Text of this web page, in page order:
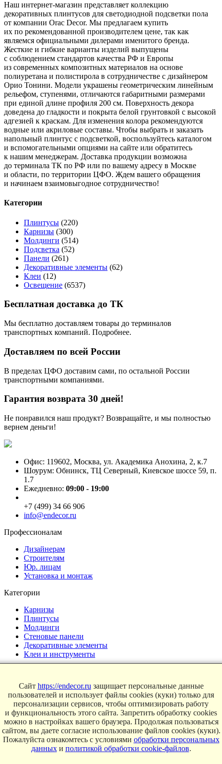
Наш интернет-магазин представляет коллекцию
декоративных плинтусов для светодиодной подсветки пола
от компании Orac Decor. Мы предлагаем купить
их по рекомендованной производителем цене, так как
являемся официальными дилерами именитого бренда.
Жесткие и гибкие варианты изделий выпущены
с соблюдением стандартов качества РФ и Европы
из современных композитных материалов на основе
полиуретана и полистирола в сотрудничестве с дизайнером
Орио Тонини. Модели украшены геометрическим линейным
рельефом, ступенями, отличаются габаритными размерами
при единой длине профиля 200 см. Поверхность декора
доведена до гладкости и покрыта белой грунтовкой с высокой
адгезией к краскам. Для изменения колора рекомендуются
водные или акриловые составы. Чтобы выбрать и заказать
напольный плинтус с подсветкой, воспользуйтесь каталогом
и вспомогательными опциями на сайте или обратитесь
к нашим менеджерам. Доставка продукции возможна
до терминала ТК по РФ или по вашему адресу в Москве
и области, по территории ЦФО. Ждем вашего обращения
и начинаем взаимовыгодное сотрудничество!
Категории
Плинтусы (220)
Карнизы (300)
Молдинги (514)
Подсветка (52)
Панели (261)
Декоративные элементы (62)
Клеи (12)
Освещение (6537)
Бесплатная доставка до ТК
Мы бесплатно доставляем товары до терминалов
транспортных компаний. Подробнее.
Доставляем по всей России
В пределах ЦФО доставим сами, по остальной России
транспортными компаниями.
Гарантия возврата 30 дней!
Не понравился наш продукт? Возвращайте, и мы полностью
вернем деньги!
Офис: 119602, Москва, ул. Академика Анохина, 2, к.7
Шоурум: Обнинск, ТЦ Северный, Киевское шоссе 59, п.
1.7
Ежедневно: 09:00 - 19:00
+7 (499) 34 66 906
info@endecor.ru
Профессионалам
Дизайнерам
Строителям
Юр. лицам
Установка и монтаж
Категории
Карнизы
Плинтусы
Молдинги
Стеновые панели
Декоративные элементы
Клеи и инструменты
Интерьеры
Блог
Магазин
О компании
Контакты
Условия продаж
Сайт https://endecor.ru защищает персональные данные
пользователей и использует файлы cookies (куки) только для
персонализации сервисов, чтобы оптимизировать работу
и функциональность этого сайта. Запретить обработку cookies
можно в настройках вашего браузера. Продолжая пользоваться
сайтом, вы даете согласие использование файлов cookies (куки).
Пожалуйста ознакомтесь с условиями обработки персональных
данныхи политикой обработки cookie-файлов.